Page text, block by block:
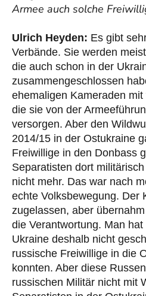
Armee auch solche
Ulrich Heyden: Es gibt
Verbände. Sie werden
die auch schon in der
zusammengeschlossen
ehemaligen Kameraden
die sie von der
versorgen. Aber den
2014/15 in der Ostukraine
Freiwillige in den Donbass
Separatisten dort
nicht mehr. Das war nach
echte Volksbewegung. Der
zugelassen, aber
die Verantwortung. Man
Ukraine deshalb nicht
russische Freiwillige in die
konnten. Aber diese
russischen Militär nicht mit